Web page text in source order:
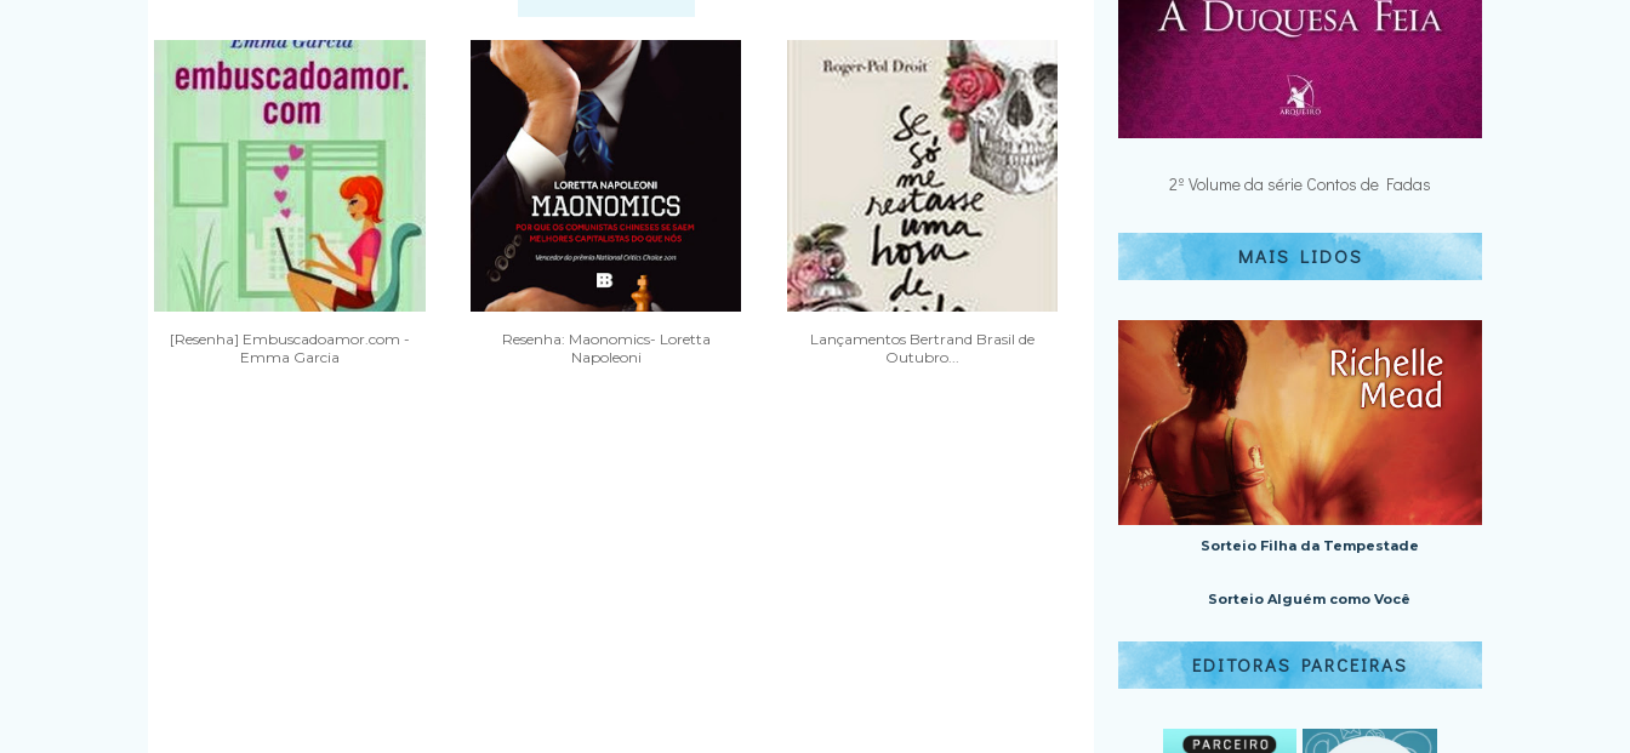
[Resenha] Embuscadoamor.com -
Emma Garcia
Resenha: Maonomics- Loretta
Napoleoni
Lançamentos Bertrand Brasil de
Outubro...
2º Volume da série Contos de Fadas
MAIS LIDOS
Sorteio Filha da Tempestade
Sorteio Alguém como Você
EDITORAS PARCEIRAS